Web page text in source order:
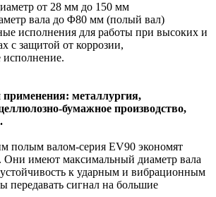
от 28 мм до 150 мм
вала до Φ80 мм (полый вал)
исполнения для работы при высоких и
с защитой от коррозии,
металлургия,
бумажное производство,
полым валом-серия EV90 экономят
Они имеют максимальный диаметр вала
к ударным и вибрационным
передавать сигнал на большие